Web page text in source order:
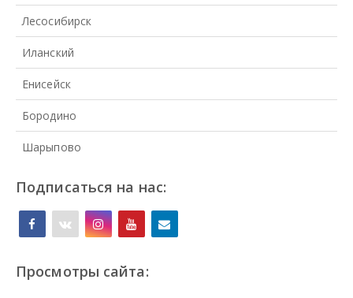
Лесосибирск
Иланский
Енисейск
Бородино
Шарыпово
Подписаться на нас:
Просмотры сайта: